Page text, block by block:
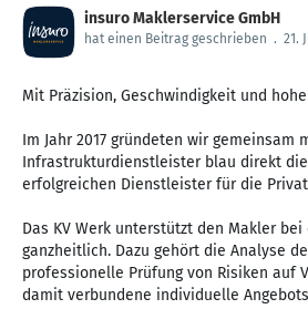
insuro Maklerservice GmbH
hat einen Beitrag geschrieben . 21.
Mit Präzision, Geschwindigkeit und
Im Jahr 2017 gründeten wir gemeinsam
Infrastrukturdienstleister blau direkt die
erfolgreichen Dienstleister für die
Das KV Werk unterstützt den Makler
ganzheitlich. Dazu gehört die Analyse
professionelle Prüfung von Risiken auf
damit verbundene individuelle